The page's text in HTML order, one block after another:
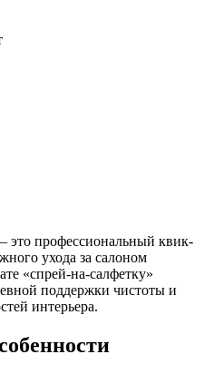
это профессиональный квик-
ухода за салоном
«спрей-на-салфетку»
поддержки чистоты и
интерьера.